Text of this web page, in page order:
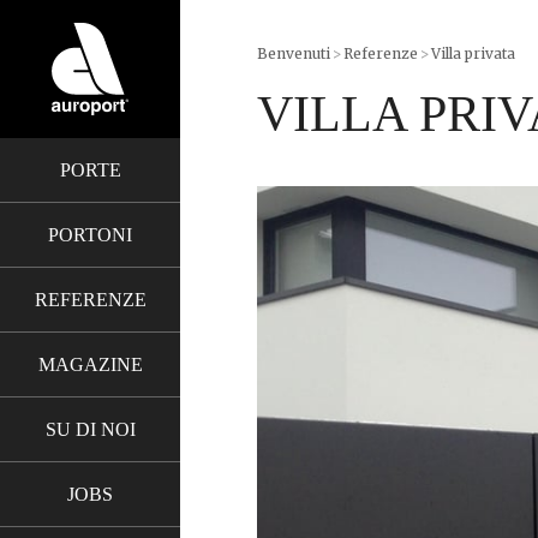
PORTE
PORTONI
REFERENZE
MAGAZINE
SU DI NOI
JOBS
Benvenuti >Referenze >Villa privata
VILLA